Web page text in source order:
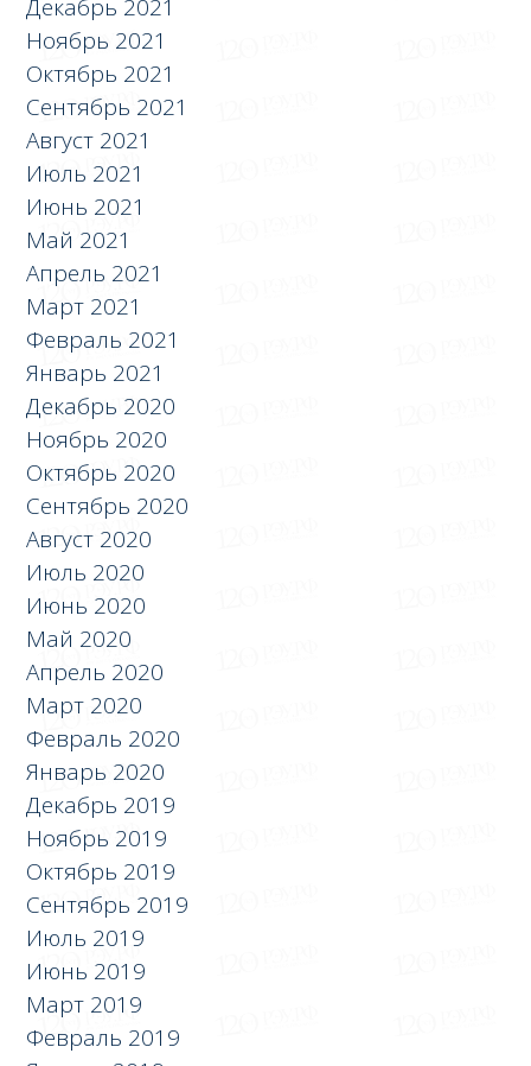
Декабрь 2021
Ноябрь 2021
Октябрь 2021
Сентябрь 2021
Август 2021
Июль 2021
Июнь 2021
Май 2021
Апрель 2021
Март 2021
Февраль 2021
Январь 2021
Декабрь 2020
Ноябрь 2020
Октябрь 2020
Сентябрь 2020
Август 2020
Июль 2020
Июнь 2020
Май 2020
Апрель 2020
Март 2020
Февраль 2020
Январь 2020
Декабрь 2019
Ноябрь 2019
Октябрь 2019
Сентябрь 2019
Июль 2019
Июнь 2019
Март 2019
Февраль 2019